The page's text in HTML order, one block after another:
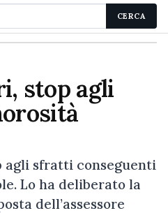
CERCA
stop agli
agli sfratti conseguenti
Lo ha deliberato la
dell’assessore